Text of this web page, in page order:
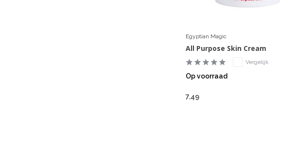
Egyptian Magic
All Purpose Skin Cream
Vergelijk
Op voorraad
7,49